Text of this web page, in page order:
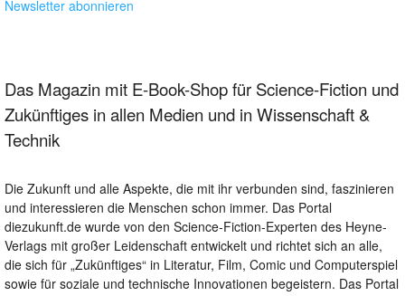
Newsletter abonnieren
Das Magazin mit E-Book-Shop für Science-Fiction und
Zukünftiges in allen Medien und in Wissenschaft &
Technik
Die Zukunft und alle Aspekte, die mit ihr verbunden sind, faszinieren
und interessieren die Menschen schon immer. Das Portal
diezukunft.de wurde von den Science-Fiction-Experten des Heyne-
Verlags mit großer Leidenschaft entwickelt und richtet sich an alle,
die sich für „Zukünftiges“ in Literatur, Film, Comic und Computerspiel
sowie für soziale und technische Innovationen begeistern. Das Portal